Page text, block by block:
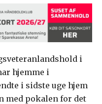
i
hjemme i
i sidste uge hjem
med pokalen for det